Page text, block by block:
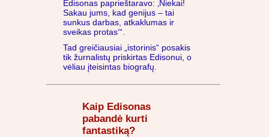
Edisonas paprieštaravo: ‚Niekai!
Sakau jums, kad genijus – tai
sunkus darbas, atkaklumas ir
sveikas protas‘“.
Tad greičiausiai „istorinis“ posakis
tik žurnalistų priskirtas Edisonui, o
vėliau įteisintas biografų.
Kaip Edisonas
pabandė kurti
fantastiką?